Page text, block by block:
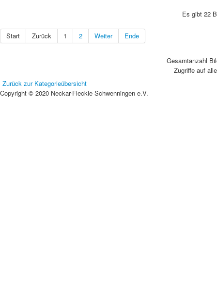
Es gibt 22
Start Zurück 1 2 Weiter Ende
Gesamtanzahl
Zugriffe auf
Zurück zur Kategorieübersicht
Copyright © 2020 Neckar-Fleckle Schwenningen e.V.